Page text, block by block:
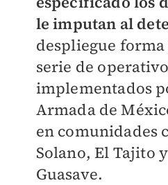
le imputan al
despliegue
serie de
implementados
Armada de
en comunidades
Solano, El Tajito
Guasave.